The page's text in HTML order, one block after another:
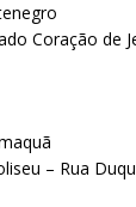
Coração de
– Rua